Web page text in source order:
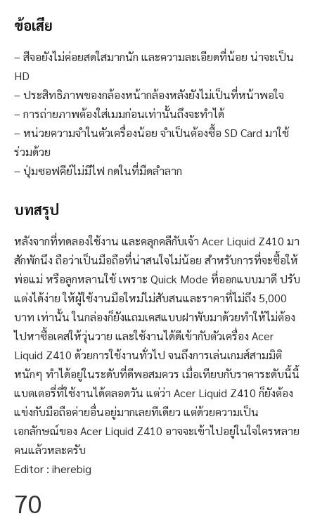
ข้อเสีย
– สีจอยังไม่ค่อยสดใสมากนัก และความละเอียดที่น้อย น่าจะเป็น
HD
– ประสิทธิภาพของกล้องหน้ากล้องหลังยังไม่เป็นที่หน้าพอใจ
– การถ่ายภาพต้องใส่เมมก่อนเท่านั้นถึงจะทำได้
– หน่วยความจำในตัวเครื่องน้อย จำเป็นต้องซื้อ SD Card มาใช้
ร่วมด้วย
– ปุ่มซอฟคีย์ไม่มีไฟ กดในที่มืดลำลาก
บทสรุป
หลังจากที่ทดลองใช้งาน และคลุกคลีกับเจ้า Acer Liquid Z410 มา
สักพักนึง ถือว่าเป็นมือถือที่น่าสนใจไม่น้อย สำหรับการที่จะซื้อให้
พ่อแม่ หรือลูกหลานใช้ เพราะ Quick Mode ที่ออกแบบมาดี ปรับ
แต่งได้ง่าย ให้ผู้ใช้งานมือใหม่ไม่สับสนและราคาที่ไม่ถึง 5,000
บาท เท่านั้น ในกล่องก็ยังแถมเคสแบบฝาพับมาด้วยทำให้ไม่ต้อง
ไปหาซื้อเคสให้วุ่นวาย และใช้งานได้ดีเข้ากับตัวเครื่อง Acer
Liquid Z410 ด้วยการใช้งานทั่วไป จนถึงการเล่นเกมส์สามมิติ
หนักๆ ทำได้อยู่ในระดับที่ดีพอสมควร เมื่อเทียบกับราคาระดับนี้นี้
แบตเตอรี่ที่ใช้งานได้ตลอดวัน แต่ว่า Acer Liquid Z410 ก็ยังต้อง
แข่งกับมือถือค่ายอื่นอยู่มากเลยทีเดียว แต่ด้วยความเป็น
เอกลักษณ์ของ Acer Liquid Z410 อาจจะเข้าไปอยู่ในใจใครหลาย
คนแล้วหละครับ
Editor : iherebig
70